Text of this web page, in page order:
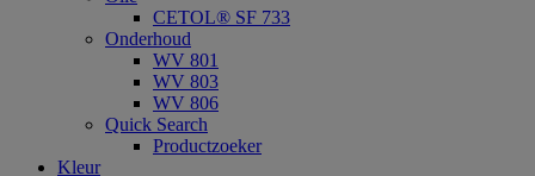
CETOL® SF 733
Onderhoud
WV 801
WV 803
WV 806
Quick Search
Productzoeker
Kleur